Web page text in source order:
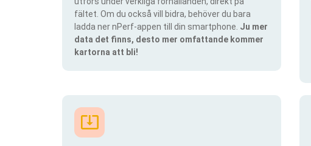
fältet. Om du också vill bidra, behöver du bara
ladda ner nPerf-appen till din smartphone. Ju mer
data det finns, desto mer omfattande kommer
kartorna att bli!